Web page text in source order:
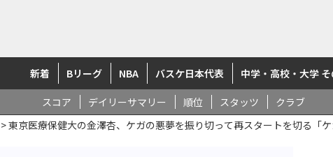
新着 Bリーグ NBA バスケ日本代表 中学・高校・大学
スコア デイリーサマリー 順位 スタッツ
クラブ
>東京医療保健大の金澤杏、ケガの悪夢を振り切って再スタートを切る「